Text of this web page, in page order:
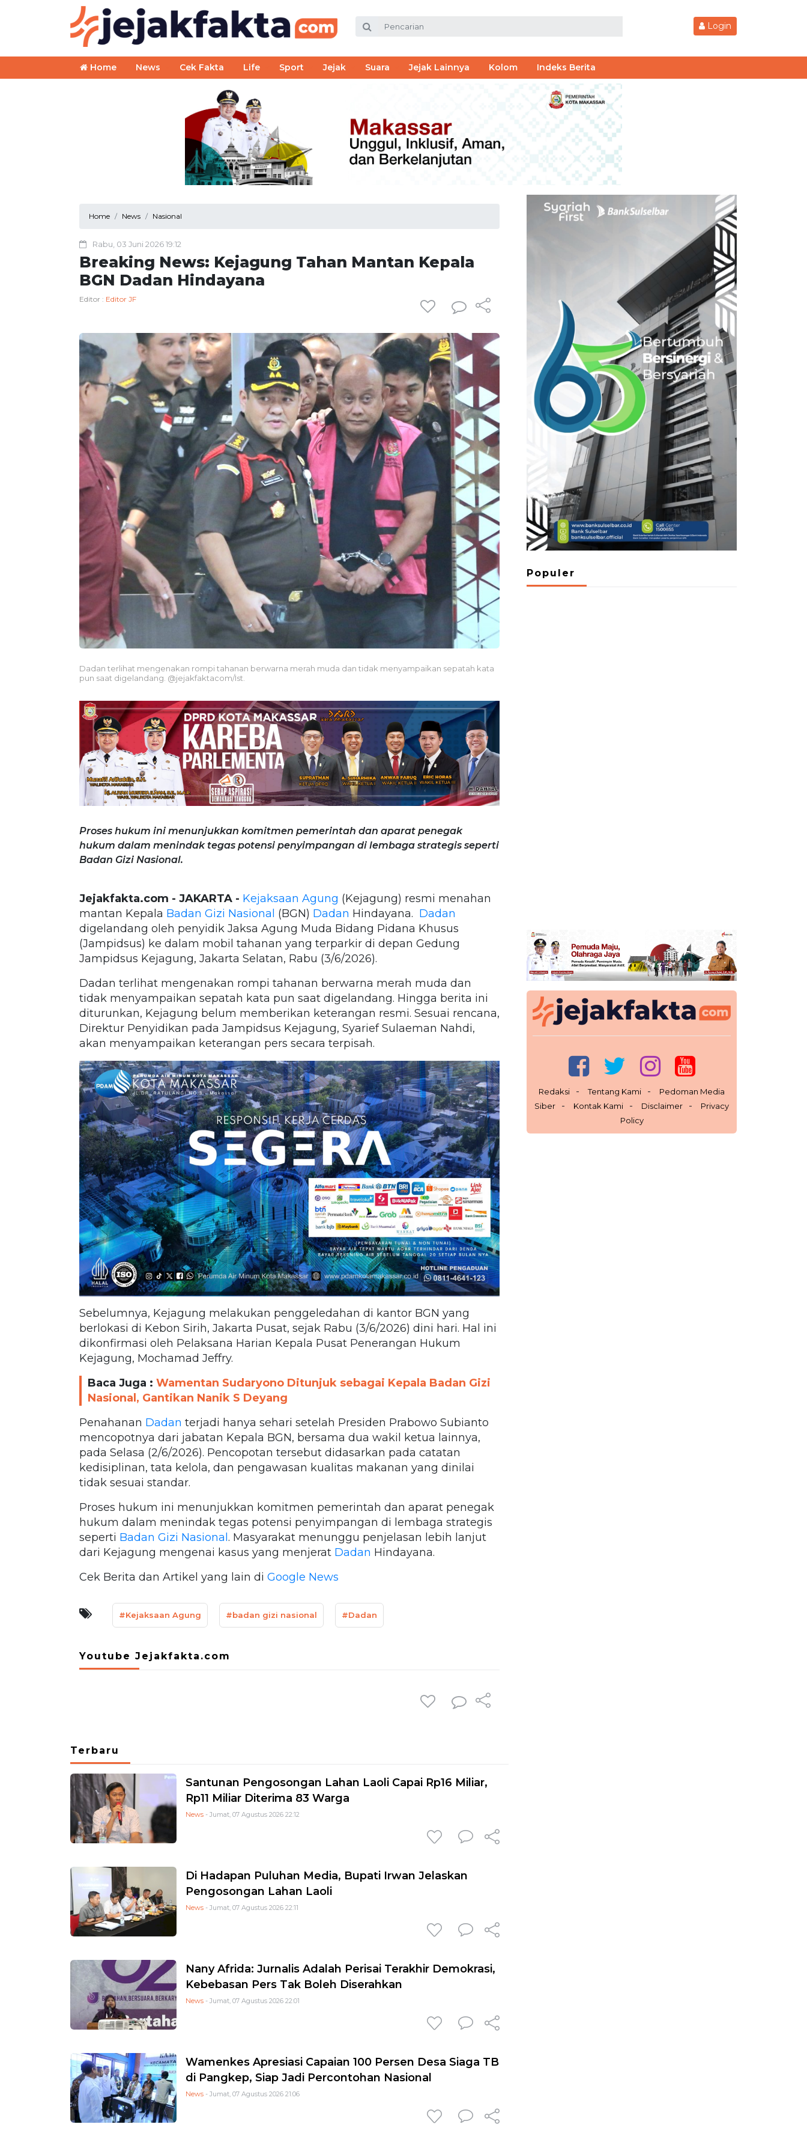
Login
Home News Cek Fakta Life Sport Jejak Suara Jejak Lainnya Kolom Indeks Berita
Home News Nasional
Rabu, 03 Juni 2026 19:12
Breaking News: Kejagung Tahan Mantan Kepala
BGN Dadan Hindayana
Editor : Editor JF
Dadan terlihat mengenakan rompi tahanan berwarna merah muda dan tidak menyampaikan sepatah kata
pun saat digelandang. @jejakfaktacom/Ist.
Proses hukum ini menunjukkan komitmen pemerintah dan aparat penegak
hukum dalam menindak tegas potensi penyimpangan di lembaga strategis seperti
Badan Gizi Nasional.
Jejakfakta.com - JAKARTA - Kejaksaan Agung (Kejagung) resmi menahan
mantan Kepala Badan Gizi Nasional (BGN) Dadan Hindayana. Dadan
digelandang oleh penyidik Jaksa Agung Muda Bidang Pidana Khusus
(Jampidsus) ke dalam mobil tahanan yang terparkir di depan Gedung
Jampidsus Kejagung, Jakarta Selatan, Rabu (3/6/2026).
Dadan terlihat mengenakan rompi tahanan berwarna merah muda dan
tidak menyampaikan sepatah kata pun saat digelandang. Hingga berita ini
diturunkan, Kejagung belum memberikan keterangan resmi. Sesuai rencana,
Direktur Penyidikan pada Jampidsus Kejagung, Syarief Sulaeman Nahdi,
akan menyampaikan keterangan pers secara terpisah.
Sebelumnya, Kejagung melakukan penggeledahan di kantor BGN yang
berlokasi di Kebon Sirih, Jakarta Pusat, sejak Rabu (3/6/2026) dini hari. Hal ini
dikonfirmasi oleh Pelaksana Harian Kepala Pusat Penerangan Hukum
Kejagung, Mochamad Jeffry.
Baca Juga : Wamentan Sudaryono Ditunjuk sebagai Kepala Badan Gizi
Nasional, Gantikan Nanik S Deyang
Penahanan Dadan terjadi hanya sehari setelah Presiden Prabowo Subianto
mencopotnya dari jabatan Kepala BGN, bersama dua wakil ketua lainnya,
pada Selasa (2/6/2026). Pencopotan tersebut didasarkan pada catatan
kedisiplinan, tata kelola, dan pengawasan kualitas makanan yang dinilai
tidak sesuai standar.
Proses hukum ini menunjukkan komitmen pemerintah dan aparat penegak
hukum dalam menindak tegas potensi penyimpangan di lembaga strategis
seperti Badan Gizi Nasional . Masyarakat menunggu penjelasan lebih lanjut
dari Kejagung mengenai kasus yang menjerat Dadan Hindayana.
Cek Berita dan Artikel yang lain di Google News
#Kejaksaan Agung #badan gizi nasional #Dadan
Youtube Jejakfakta.com
Terbaru
Santunan Pengosongan Lahan Laoli Capai Rp16 Miliar,
Rp11 Miliar Diterima 83 Warga
News - Jumat, 07 Agustus 2026 22:12
Di Hadapan Puluhan Media, Bupati Irwan Jelaskan
Pengosongan Lahan Laoli
News - Jumat, 07 Agustus 2026 22:11
Nany Afrida: Jurnalis Adalah Perisai Terakhir Demokrasi,
Kebebasan Pers Tak Boleh Diserahkan
News - Jumat, 07 Agustus 2026 22:01
Wamenkes Apresiasi Capaian 100 Persen Desa Siaga TB
di Pangkep, Siap Jadi Percontohan Nasional
News - Jumat, 07 Agustus 2026 21:06
Populer
Redaksi Tentang Kami
Pedoman Media
Siber
Kontak Kami Disclaimer
Privacy
Policy